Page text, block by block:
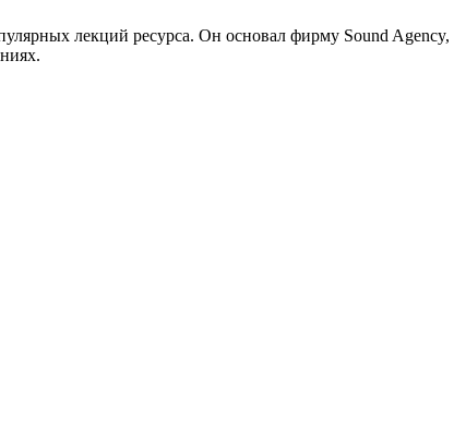
лекций ресурса. Он основал фирму Sound Agency,